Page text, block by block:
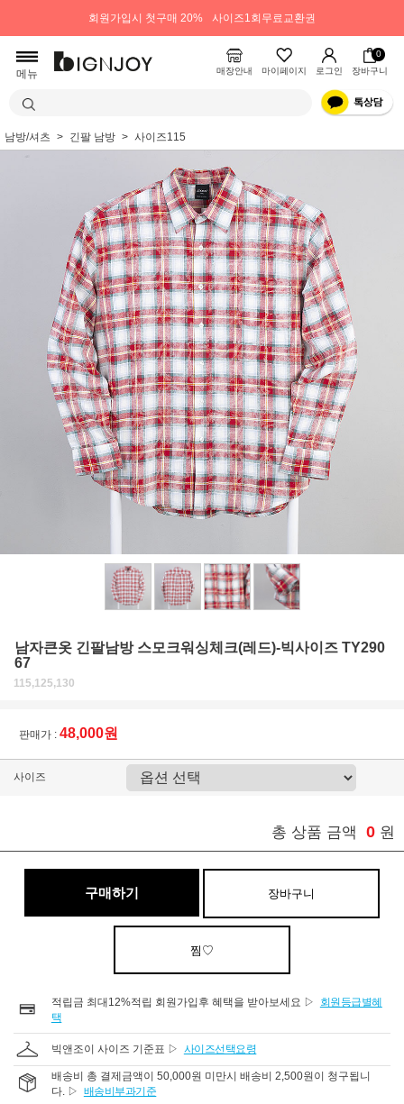
회원가입시 첫구매 20% 사이즈1회무료교환권
메뉴 매장안내 마이페이지 로그인
0
장바구니
남방/셔츠 긴팔 남방 사이즈115
남자큰옷 긴팔남방 스모크워싱체크(레드)-빅사이즈 TY290
67
115,125,130
판매가 : 48,000원
사이즈
총 상품 금액 0 원
구매하기 장바구니
찜♡
적립금 최대12%적립 회원가입후 혜택을 받아보세요 ▷
회원등급별혜
택
빅앤조이 사이즈 기준표 ▷ 사이즈선택요령
배송비 총 결제금액이 50,000원 미만시 배송비 2,500원이 청구됩니
다. ▷ 배송비부과기준